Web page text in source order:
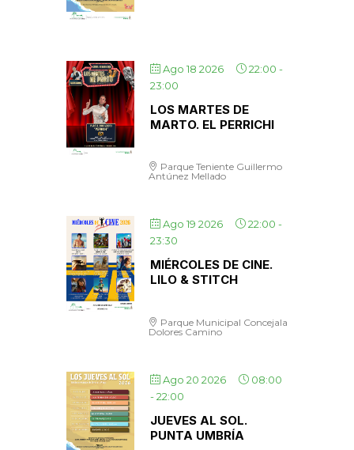
Ago 18 2026 22:00 -
23:00
LOS MARTES DE
MARTO. EL PERRICHI
Parque Teniente Guillermo
Antúnez Mellado
Ago 19 2026 22:00 -
23:30
MIÉRCOLES DE CINE.
LILO & STITCH
Parque Municipal Concejala
Dolores Camino
Ago 20 2026
08:00
-22:00
JUEVES AL SOL.
PUNTA UMBRÍA